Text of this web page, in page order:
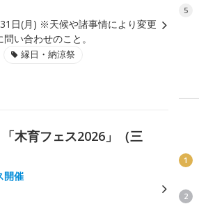
日(月) ※天候や諸事情により変更
い合わせのこと。
縁日・納涼祭
木育フェス2026」（三
開催
5
1
2